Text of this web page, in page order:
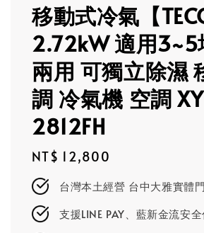
移動式冷氣【
2.72kW 適用3~5
兩用 可獨立除濕
調 冷氣機 空調
2812FH
Regular
price
NT$ 12,800
台灣本土經營 台中大雅實體
支援LINE PAY、藍新金流安